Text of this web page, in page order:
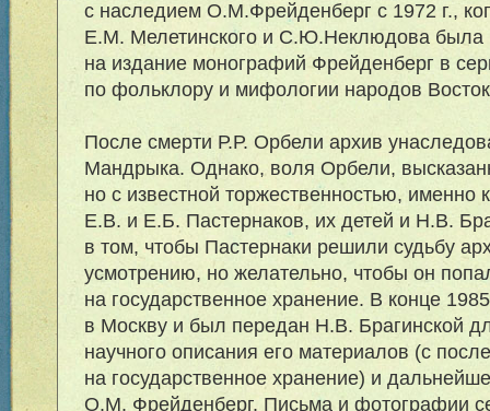
с наследием О.М.Фрейденберг с 1972 г.,
Е.М. Мелетинского и С.Ю.Неклюдова была
на издание монографий Фрейденберг в
по фольклору и мифологии народов
После смерти Р.Р. Орбели архив
Мандрыка. Однако, воля Орбели,
но с известной торжественностью, именно
Е.В. и Е.Б. Пастернаков, их детей и Н.В.
в том, чтобы Пастернаки решили судьбу
усмотрению, но желательно, чтобы он
на государственное хранение. В конце
в Москву и был передан Н.В. Брагинской
научного описания его материалов (с
на государственное хранение) и
О.М. Фрейденберг. Письма и фотографии